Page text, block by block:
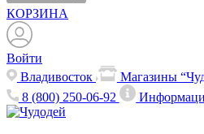
КОРЗИНА
Войти
Владивосток
Магазины
8 (800) 250-06-92